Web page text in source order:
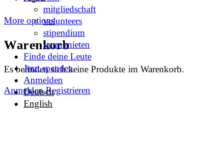
More options
Warenkorb
Es befinden sich keine Produkte im Warenkorb.
Anmelden Registrieren
mitgliedschaft
volunteers
stipendium
raum mieten
Finde deine Leute
Jetzt spenden
Anmelden
Deutsch
English